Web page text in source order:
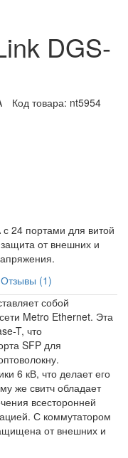
DGS-
Код товара: nt5954
24 портами для витой
от внешних и
Отзывы (1)
собой
Metro Ethernet. Эта
T, что
SFP для
6 кВ, что делает его
же свитч обладает
всесторонней
С коммутатором
от внешних и